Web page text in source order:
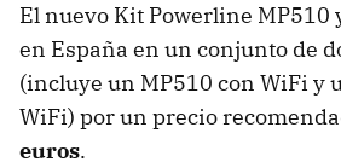
El nuevo Kit Powerline MP510
en España en un conjunto de
(incluye un MP510 con WiFi y
WiFi) por un precio
euros.